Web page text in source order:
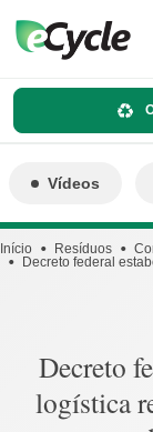
Vídeos
Início Resíduos
Decreto federal
Decreto
logística